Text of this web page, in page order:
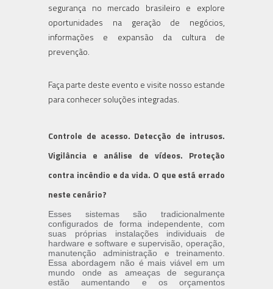
segurança no mercado brasileiro e explore
oportunidades na geração de negócios,
informações e expansão da cultura de
prevenção.
Faça parte deste evento e visite nosso estande
para conhecer soluções integradas.
Controle de acesso. Detecção de intrusos.
Vigilância e análise de vídeos. Proteção
contra incêndio e da vida. O que está errado
neste cenário?
Esses sistemas são tradicionalmente
configurados de forma independente, com
suas próprias instalações individuais de
hardware e software e supervisão, operação,
manutenção administração e treinamento.
Essa abordagem não é mais viável em um
mundo onde as ameaças de segurança
estão aumentando e os orçamentos